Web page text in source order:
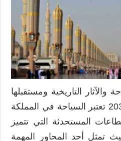
والآثار التاريخية ومستقبلها
الوظيفي في ظل رؤية 2030 تعتبر السياحة في المملكة
المستحدثة التي تتميز
تمثل أحد المحاور المهمة